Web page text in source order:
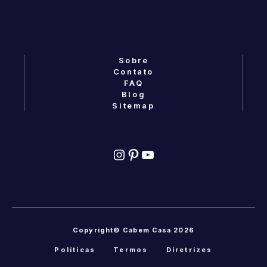
Sobre
Contato
FAQ
Blog
Sitemap
Instagram
Pinterest
YouTube
Copyright© Cabem Casa 2026
Políticas Termos Diretrizes